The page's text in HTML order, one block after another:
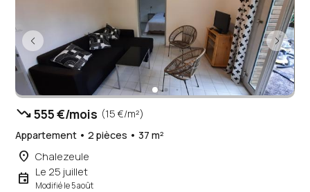
trending_down555 €/mois (15 €/m²)
Appartement • 2 pièces • 37 m²
place Chalezeule
event Le 25 juillet
Modifié le 5 août